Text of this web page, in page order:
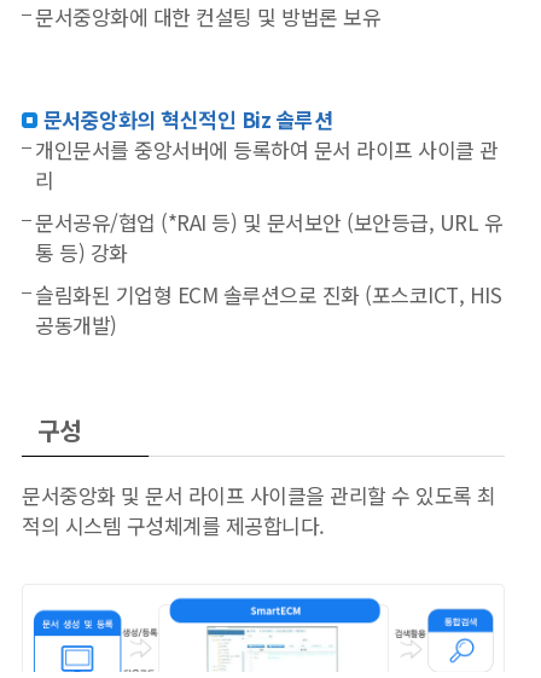
문서중앙화에 대한 컨설팅 및 방법론 보유
문서중앙화의 혁신적인 Biz 솔루션
개인문서를 중앙서버에 등록하여 문서 라이프 사이클 관
리
문서공유/협업 (*RAI 등) 및 문서보안 (보안등급, URL 유
통 등) 강화
슬림화된 기업형 ECM 솔루션으로 진화 (포스코ICT, HIS
공동개발)
구성
문서중앙화 및 문서 라이프 사이클을 관리할 수 있도록 최
적의 시스템 구성체계를 제공합니다.